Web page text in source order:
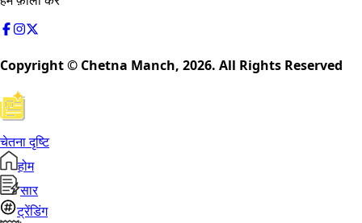
Copyright © Chetna Manch, 2026. All Rights Reserved
चेतना दृष्टि
होम
सार
ट्रेंडिंग